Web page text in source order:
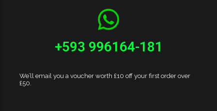
+593 996164-181
We’ll email you a voucher worth £10 off your first order over
£50.